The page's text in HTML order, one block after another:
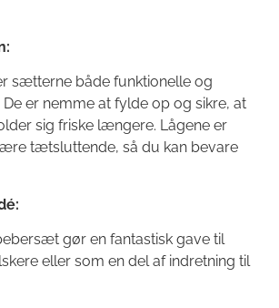
sætterne både funktionelle og
er nemme at fylde op og sikre, at
sig friske længere. Lågene er
tætsluttende, så du kan bevare
gør en fantastisk gave til
eller som en del af indretning til